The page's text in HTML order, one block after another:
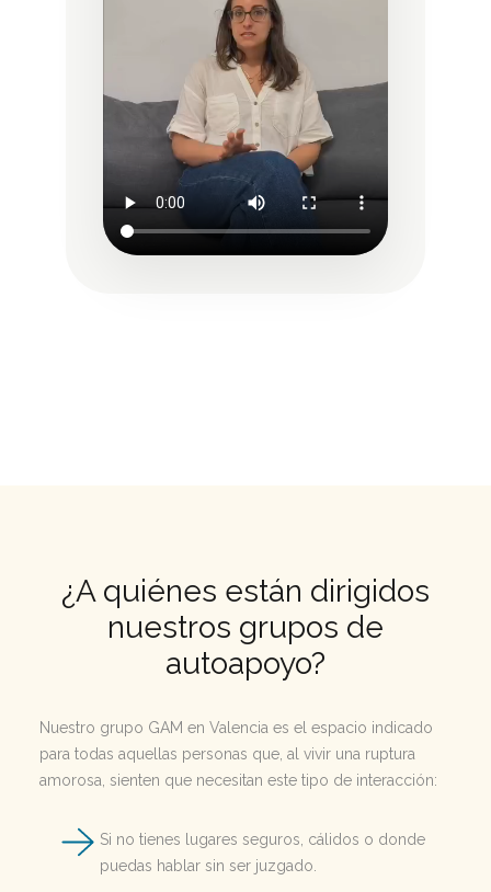
¿A quiénes están dirigidos
nuestros grupos de
autoapoyo?
Nuestro grupo GAM en Valencia es el espacio indicado
para todas aquellas personas que, al vivir una ruptura
amorosa, sienten que necesitan este tipo de interacción:
Si no tienes lugares seguros, cálidos o donde
puedas hablar sin ser juzgado.